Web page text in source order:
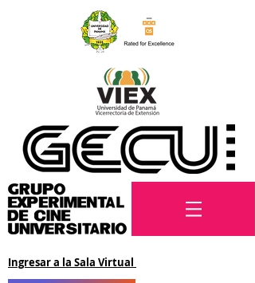
Ingresar a la Sala Virtual